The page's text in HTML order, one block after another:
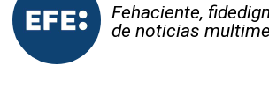
Fehaciente,
de noticias